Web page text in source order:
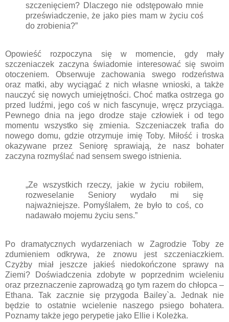
szczenięciem? Dlaczego nie odstępowało mnie
przeświadczenie, że jako pies mam w życiu coś
do zrobienia?”
Opowieść rozpoczyna się w momencie, gdy mały
szczeniaczek zaczyna świadomie interesować się swoim
otoczeniem. Obserwuje zachowania swego rodzeństwa
oraz matki, aby wyciągać z nich własne wnioski, a także
nauczyć się nowych umiejętności. Choć matka ostrzega go
przed ludźmi, jego coś w nich fascynuje, wręcz przyciąga.
Pewnego dnia na jego drodze staje człowiek i od tego
momentu wszystko się zmienia. Szczeniaczek trafia do
nowego domu, gdzie otrzymuje imię Toby. Miłość i troska
okazywane przez Seniorę sprawiają, że nasz bohater
zaczyna rozmyślać nad sensem swego istnienia.
„Ze wszystkich rzeczy, jakie w życiu robiłem,
rozweselanie Seniory wydało mi się
najważniejsze. Pomyślałem, że było to coś, co
nadawało mojemu życiu sens.”
Po dramatycznych wydarzeniach w Zagrodzie Toby ze
zdumieniem odkrywa, że znowu jest szczeniaczkiem.
Czyżby miał jeszcze jakieś niedokończone sprawy na
Ziemi? Doświadczenia zdobyte w poprzednim wcieleniu
oraz przeznaczenie zaprowadzą go tym razem do chłopca –
Ethana. Tak zacznie się przygoda Bailey`a. Jednak nie
będzie to ostatnie wcielenie naszego psiego bohatera.
Poznamy także jego perypetie jako Ellie i Koleżka.